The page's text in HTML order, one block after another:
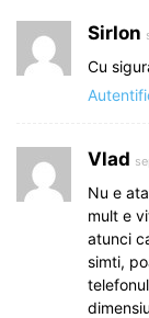
SirIon
Cu
Vlad
Nu e
mult e
atunci
simti,